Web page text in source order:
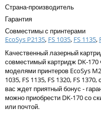
Ricoh
Samsung
Sharp
Toshiba
Xerox
Для
Ленточные картриджи
Страна-производитель
Гарантия
Совместимы с принтерами
EcoSys P2135, FS 1035, FS 1135,
Качественный лазерный
совместимый картридж DK-
моделями принтеров EcoSys
1035, FS 1135, FS 1320, FS
вас ждет приятный бонус -
можно приобрести DK-170 со
или почтой.